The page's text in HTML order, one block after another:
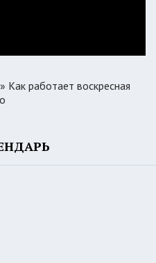
Как работает воскресная